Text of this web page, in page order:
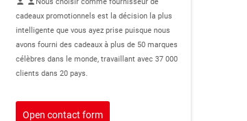
cadeaux promotionnels est la décision la plus
intelligente que vous ayez prise puisque nous
avons fourni des cadeaux à plus de 50 marques
célèbres dans le monde, travaillant avec 37 000
clients dans 20 pays.
Open contact form